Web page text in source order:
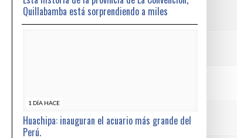
Quillabamba está sorprendiendo a miles
1 DÍA HACE
Huachipa: inauguran el acuario más grande del
Perú.